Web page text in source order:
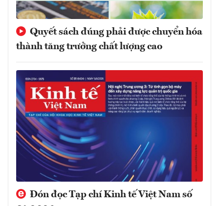
Quyết sách đúng phải được chuyển hóa
thành tăng trưởng chất lượng cao
Đón đọc Tạp chí Kinh tế Việt Nam số